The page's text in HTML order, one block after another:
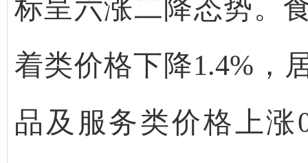
标呈六涨二降态势。
着类价格下降1.4%，
品及服务类价格上涨